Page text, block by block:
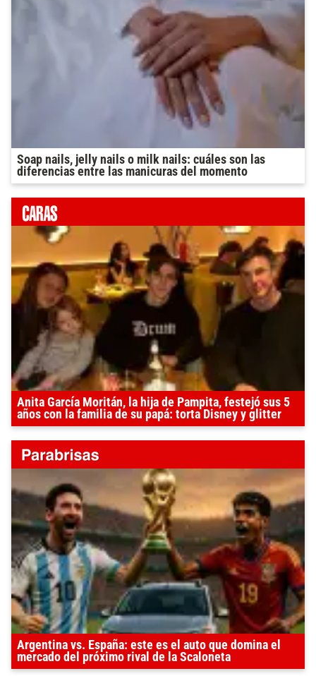
Soap nails, jelly nails o milk nails: cuáles son las
diferencias entre las manicuras del momento
Anita García Moritán, la hija de Pampita, festejó sus 5
años con la familia de su papá: torta Disney y glitter
Argentina vs. España: este es el auto que domina el
mercado del próximo rival de la Scaloneta